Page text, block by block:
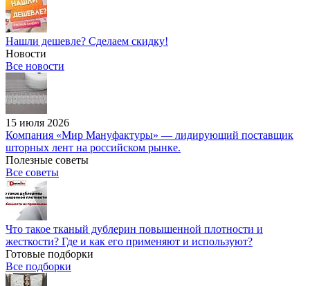
Нашли дешевле? Сделаем скидку!
Новости
Все новости
15 июля 2026
Компания «Мир Мануфактуры» — лидирующий поставщик
шторных лент на российском рынке.
Полезные советы
Все советы
Что такое тканый дублерин повышенной плотности и
жесткости? Где и как его применяют и используют?
Готовые подборки
Все подборки